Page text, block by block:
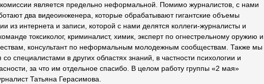
является предельно неформальной. Помимо журналистов, с нами
два видеоинженера, которые обрабатывают гигантские объемы
из интернета и записи, которой с нами делятся коллеги-журналисты и
токсиколог, криминалист, химик, эксперт по огнестрельному оружию и
консультант по неформальным молодежным сообществам. Также мы
со специалистами в других областях знаний, в частности психологии и
за что им отдельное спасибо. В целом работу группы «2 мая»
Татьяна Герасимова.